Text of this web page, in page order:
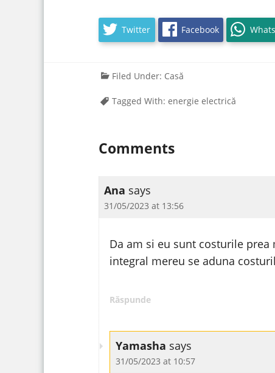
Twitter Facebook
Filed Under: Casă
Tagged With: energie electrică
Comments
Ana says
31/05/2023 at 13:56
Da am si eu sunt costurile
integral mereu se aduna
Răspunde
Yamasha says
31/05/2023 at 10:57